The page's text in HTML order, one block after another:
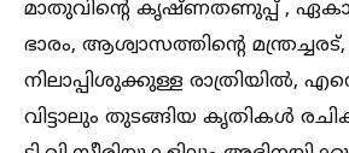
മാതുവിന്റെ കൃഷ്ണതണുപ്പ് ,
ഭാരം, ആശ്വാസത്തിന്റെ
നിലാപ്പിശുക്കുള്ള രാത്രിയില്‍,
വിട്ടാലും തുടങ്ങിയ കൃതികള്‍